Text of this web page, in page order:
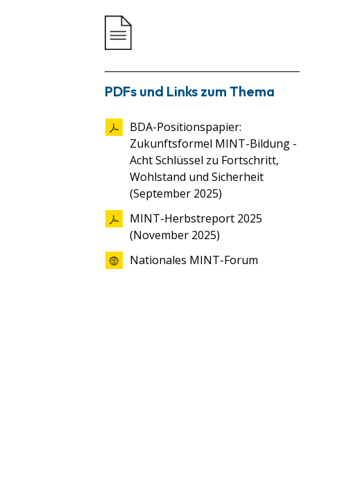
PDFs und Links zum Thema
BDA-Positionspapier:
Zukunftsformel MINT-Bildung -
Acht Schlüssel zu Fortschritt,
Wohlstand und Sicherheit
(September 2025)
MINT-Herbstreport 2025
(November 2025)
Nationales MINT-Forum